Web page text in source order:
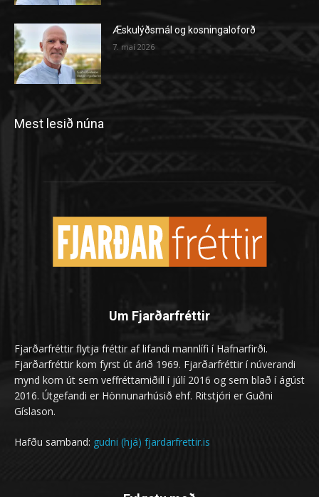
Æskulýðsmál og kosningaloforð
7. maí 2026
Mest lesið núna
Um Fjarðarfréttir
Fjarðarfréttir flytja fréttir af lifandi mannlífi í Hafnarfirði.
Fjarðarfréttir kom fyrst út árið 1969. Fjarðarfréttir í núverandi
mynd kom út sem veffréttamiðill í júlí 2016 og sem blað í ágúst
2016. Útgefandi er Hönnunarhúsið ehf. Ritstjóri er Guðni
Gíslason.
Hafðu samband: gudni (hjá) fjardarfrettir.is